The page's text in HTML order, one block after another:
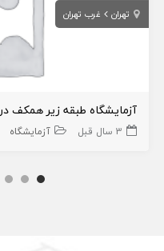
تهران غرب تهران
آزمایشگاه طبقه زیر همکف
3 سال قبل آزمایشگاه